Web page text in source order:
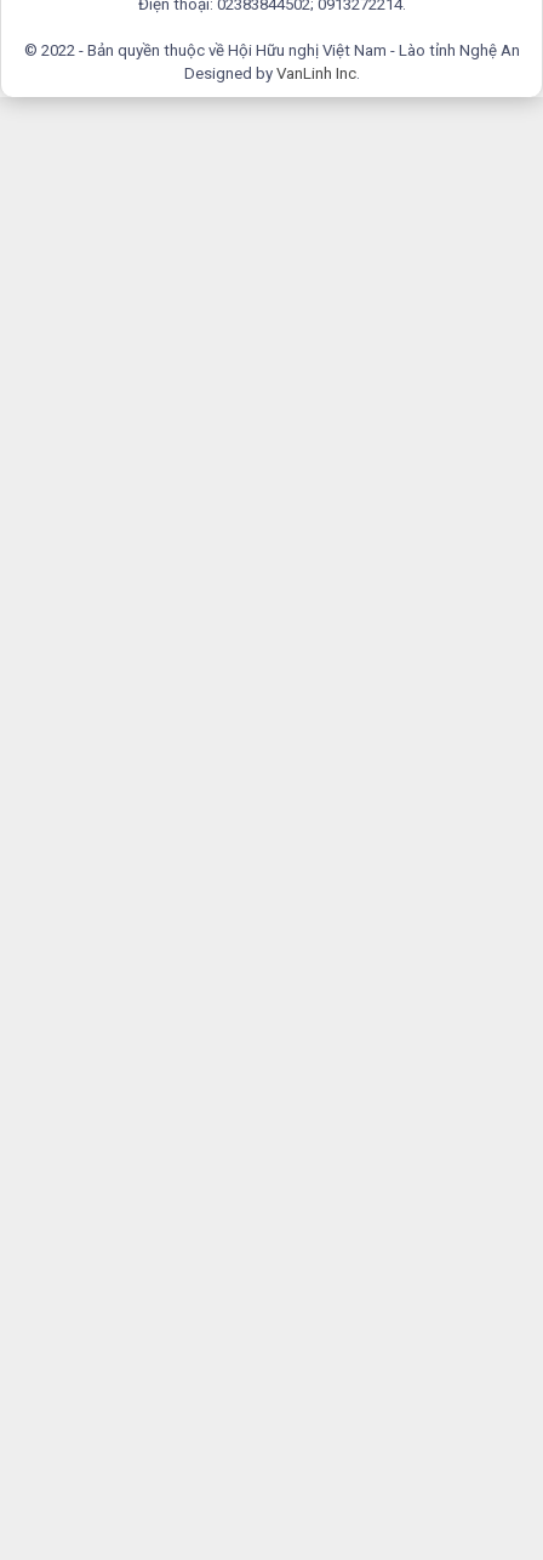
Điện thoại: 02383844502; 0913272214.
© 2022 - Bản quyền thuộc về Hội Hữu nghị Việt Nam - Lào tỉnh Nghệ An
Designed by VanLinh Inc.